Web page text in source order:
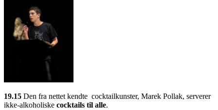
19.15 Den fra nettet kendte cocktailkunster, Marek Pollak, serverer
ikke-alkoholiske cocktails til alle.